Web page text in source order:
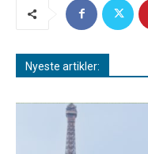
Nyeste artikler: